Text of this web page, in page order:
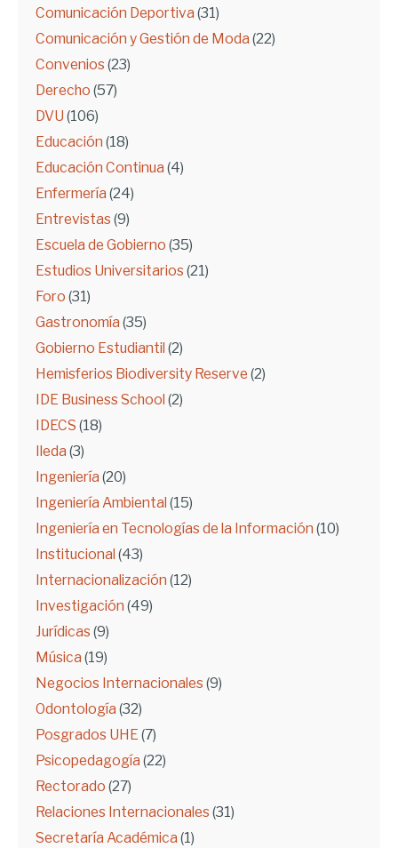
Comunicación Deportiva (31)
Comunicación y Gestión de Moda (22)
Convenios (23)
Derecho (57)
DVU (106)
Educación (18)
Educación Continua (4)
Enfermería (24)
Entrevistas (9)
Escuela de Gobierno (35)
Estudios Universitarios (21)
Foro (31)
Gastronomía (35)
Gobierno Estudiantil (2)
Hemisferios Biodiversity Reserve (2)
IDE Business School (2)
IDECS (18)
Ileda (3)
Ingeniería (20)
Ingeniería Ambiental (15)
Ingeniería en Tecnologías de la Información (10)
Institucional (43)
Internacionalización (12)
Investigación (49)
Jurídicas (9)
Música (19)
Negocios Internacionales (9)
Odontología (32)
Posgrados UHE(7)
Psicopedagogía (22)
Rectorado (27)
Relaciones Internacionales (31)
Secretaría Académica (1)